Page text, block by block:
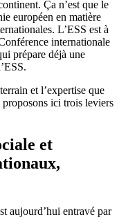
Ça n’est que le
européen en matière
L’ESS est à
internationale
prépare déjà une
et l’expertise que
proposons ici trois leviers
et
aujourd’hui entravé par